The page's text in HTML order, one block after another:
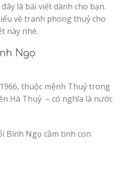
là bài viết dành cho bạn.
về tranh phong thuỷ cho
này nhé.
Ngọ
thuộc mệnh Thuỷ trong
Hà Thuỷ – có nghĩa là nước
Bính Ngọ cầm tinh con